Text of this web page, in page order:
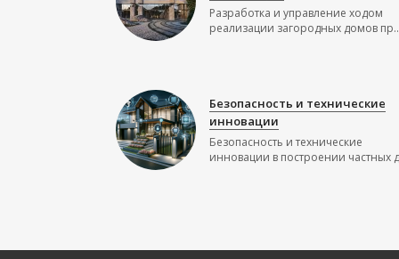
Разработка и управление ходом
реализации загородных домов
Безопасность и технические
инновации
Безопасность и технические
инновации в построении частных